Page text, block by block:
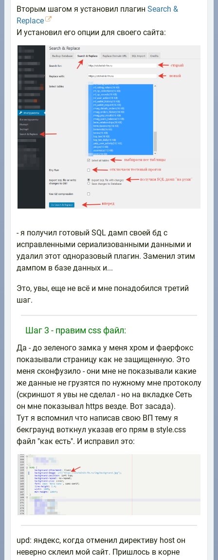
Вторым шагом я установил плагин Search &
Replace
И установил его опции для своего сайта:
- я получил готовый SQL дамп своей бд с
исправленными сериализованными данными и
удалил этот одноразовый плагин. Заменил этим
дампом в базе данных и...
Это, увы, еще не всё и мне понадобился третий
шаг.
Шаг 3 - правим css файл:
Да - до зеленого замка у меня хром и фаерфокс
показывали страницу как не защищенную. Это
меня сконфузило - они мне не показывали какие
же данные не грузятся по нужному мне протоколу
(скриншот я увы не сделал - но на вкладке Сеть
он мне показывал https везде. Вот засада).
Тут я вспомнил что написав свою ВП тему я
бекграунд воткнул указав его прям в style.css
файл "как есть". И исправил это:
upd: яндекс, когда отменил директиву host он
неверно склеил мой сайт. Пришлось в корне